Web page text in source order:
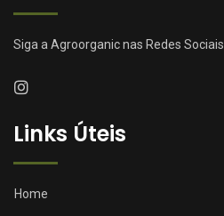
Siga a Agroorganic nas Redes Sociais
Links Úteis
Home